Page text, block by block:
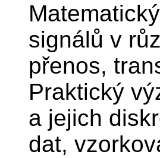
signálů v
přenos,
Praktický
a jejich
dat,